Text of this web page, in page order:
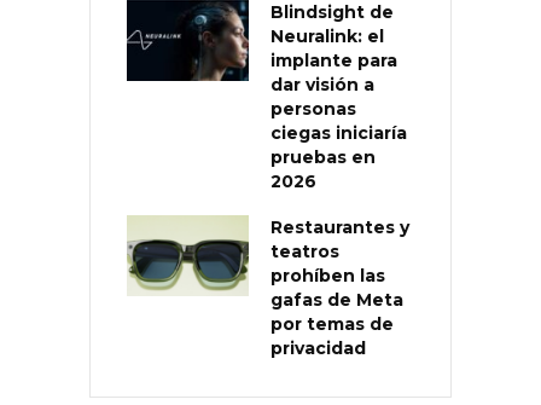
Blindsight de
Neuralink: el
implante para
dar visión a
personas
ciegas iniciaría
pruebas en
2026
Restaurantes y
teatros
prohíben las
gafas de Meta
por temas de
privacidad